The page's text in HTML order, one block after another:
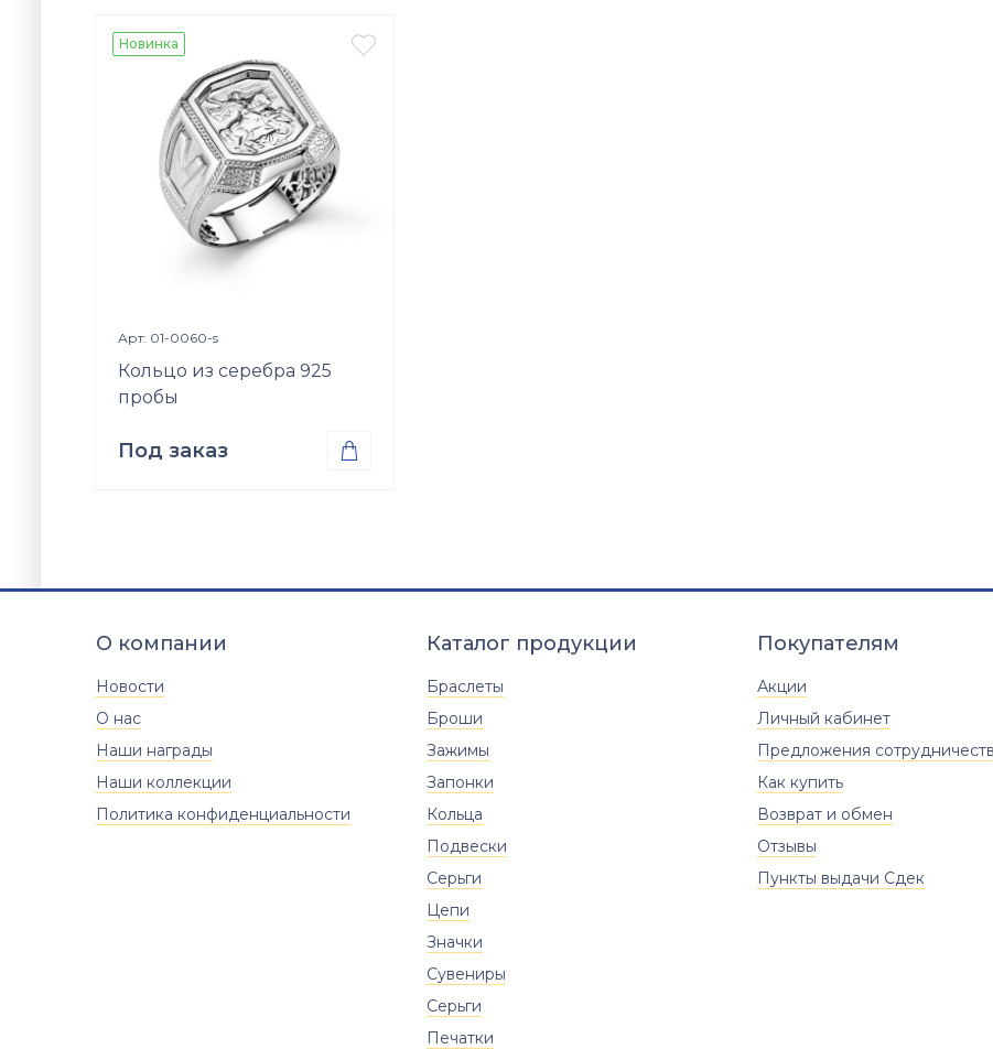
Новинка 
Арт: 01-0060-s
Кольцо из серебра 925
пробы
Под заказ 
Вставки
20 20.5
22.5
О компании
Новости
О нас
Наши награды
Наши коллекции
Политика конфиденциальности
Каталог продукции
Браслеты
Броши
Зажимы
Запонки
Кольца
Подвески
Серьги
Цепи
Значки
Сувениры
Серьги
Печатки
Покупателям
Акции
Личный кабинет
Предложения
Как купить
Возврат и обмен
Отзывы
Пункты выдачи Сдек